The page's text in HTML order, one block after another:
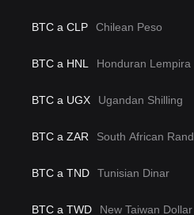
BTC a CLP Chilean Peso
BTC a HNL Honduran Lempira
BTC a UGX Ugandan Shilling
BTC a ZAR South African Rand
BTC a TND Tunisian Dinar
BTC a TWD New Taiwan Dollar